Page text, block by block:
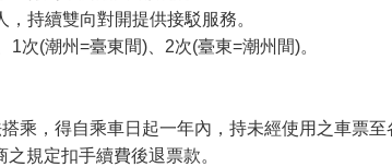
持續雙向對開提供接駁服務。
次(潮州=臺東間)、2次(臺東=潮州間)。
乘，得自乘車日起一年內，持未經使用之車票至
規定扣手續費後退票款。